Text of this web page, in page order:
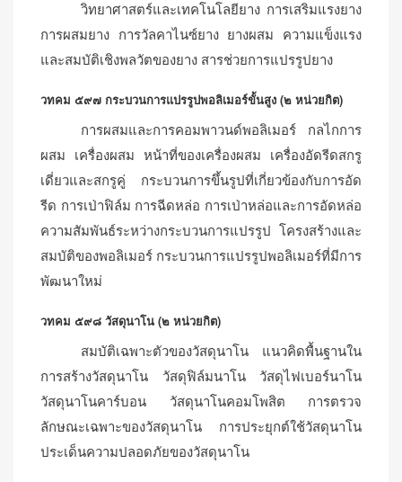
วิทยาศาสตร์และเทคโนโลยียาง การเสริมแรงยาง
การผสมยาง การวัลคาไนซ์ยาง ยางผสม ความแข็งแรง
และสมบัติเชิงพลวัตของยาง สารช่วยการแปรรูปยาง
วทคม ๕๙๗ กระบวนการแปรรูปพอลิเมอร์ขั้นสูง (๒ หน่วยกิต)
การผสมและการคอมพาวนด์พอลิเมอร์ กลไกการ
ผสม เครื่องผสม หน้าที่ของเครื่องผสม เครื่องอัดรีดสกรู
เดี่ยวและสกรูคู่ กระบวนการขึ้นรูปที่เกี่ยวข้องกับการอัด
รีด การเป่าฟิล์ม การฉีดหล่อ การเป่าหล่อและการอัดหล่อ
ความสัมพันธ์ระหว่างกระบวนการแปรรูป โครงสร้างและ
สมบัติของพอลิเมอร์ กระบวนการแปรรูปพอลิเมอร์ที่มีการ
พัฒนาใหม่
วทคม ๕๙๘ วัสดุนาโน (๒ หน่วยกิต)
สมบัติเฉพาะตัวของวัสดุนาโน แนวคิดพื้นฐานใน
การสร้างวัสดุนาโน วัสดุฟิล์มนาโน วัสดุไฟเบอร์นาโน
วัสดุนาโนคาร์บอน วัสดุนาโนคอมโพสิต การตรวจ
ลักษณะเฉพาะของวัสดุนาโน การประยุกต์ใช้วัสดุนาโน
ประเด็นความปลอดภัยของวัสดุนาโน